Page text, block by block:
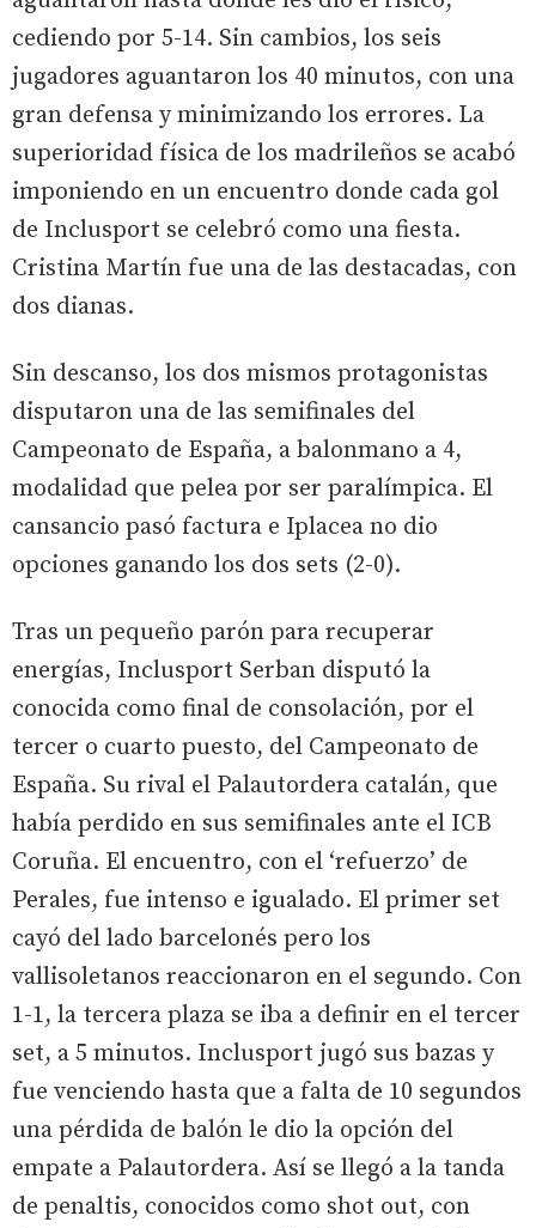
cediendo por 5-14. Sin cambios, los seis
jugadores aguantaron los 40 minutos, con una
gran defensa y minimizando los errores. La
superioridad física de los madrileños se acabó
imponiendo en un encuentro donde cada gol
de Inclusport se celebró como una fiesta.
Cristina Martín fue una de las destacadas, con
dos dianas.
Sin descanso, los dos mismos protagonistas
disputaron una de las semifinales del
Campeonato de España, a balonmano a 4,
modalidad que pelea por ser paralímpica. El
cansancio pasó factura e Iplacea no dio
opciones ganando los dos sets (2-0).
Tras un pequeño parón para recuperar
energías, Inclusport Serban disputó la
conocida como final de consolación, por el
tercer o cuarto puesto, del Campeonato de
España. Su rival el Palautordera catalán, que
había perdido en sus semifinales ante el ICB
Coruña. El encuentro, con el ‘refuerzo’ de
Perales, fue intenso e igualado. El primer set
cayó del lado barcelonés pero los
vallisoletanos reaccionaron en el segundo. Con
1-1, la tercera plaza se iba a definir en el tercer
set, a 5 minutos. Inclusport jugó sus bazas y
fue venciendo hasta que a falta de 10 segundos
una pérdida de balón le dio la opción del
empate a Palautordera. Así se llegó a la tanda
de penaltis, conocidos como shot out, con